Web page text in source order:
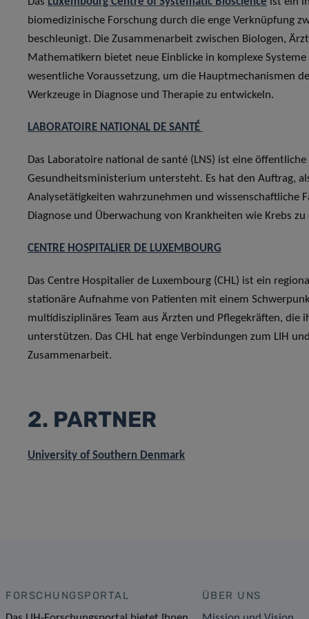
biomedizinische Forschung durch die enge Verknüpfung
beschleunigt. Die Zusammenarbeit zwischen Biologen,
Mathematikern bietet neue Einblicke in komplexe
wesentliche Voraussetzung, um die Hauptmechanismen
Werkzeuge in Diagnose und Therapie zu entwickeln.
LABORATOIRE NATIONAL DE SANTÉ
Das Laboratoire national de santé (LNS) ist eine
Gesundheitsministerium untersteht. Es hat den Auftrag,
Analysetätigkeiten wahrzunehmen und wissenschaftliche
Diagnose und Überwachung von Krankheiten wie Krebs
CENTRE HOSPITALIER DE LUXEMBOURG
Das Centre Hospitalier de Luxembourg (CHL) ist ein
stationäre Aufnahme von Patienten mit einem
multidisziplinäres Team aus Ärzten und Pflegekräften,
unterstützen. Das CHL hat enge Verbindungen zum LIH
Zusammenarbeit.
2. PARTNER
University of Southern Denmark
FORSCHUNGSPORTAL ÜBER UNS